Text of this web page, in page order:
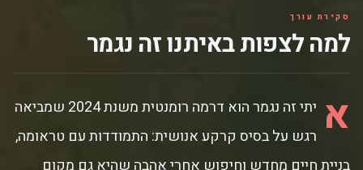
סקירת עורך
למה לצפות באיתנו זה נגמר
א
יתי זה נגמר הוא דרמה רומנטית משנת 2024 שמביאה
רגש על בסיס קרקע אנושית: התמודדות עם טראומה,
בניית חיים מחדש וחיפוש אחרי אהבה שהיא גם מקום